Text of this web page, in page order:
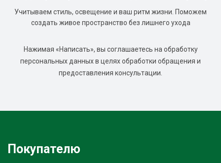
Учитываем стиль, освещение и ваш ритм жизни. Поможем
создать живое пространство без лишнего ухода
Нажимая «Написать», вы соглашаетесь на обработку
персональных данных в целях обработки обращения и
предоставления консультации.
Покупателю